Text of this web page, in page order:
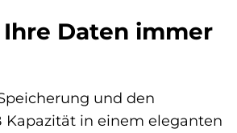
Ihre Daten immer
und den
Kapazität in einem eleganten